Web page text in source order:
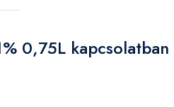
0,75L kapcsolatban